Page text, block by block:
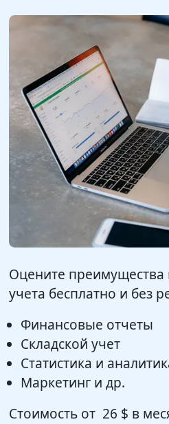
Оцените
учета бесплатно и без
Финансовые отчеты
Складской учет
Статистика и
Маркетинг и др.
Стоимость от 26 $ в